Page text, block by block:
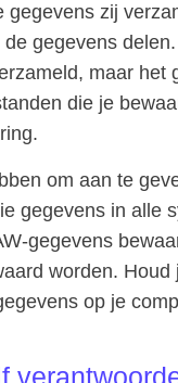
zij
gegevens
maar
die je
om aan te
gegevens in alle
gegevens
worden.
op je